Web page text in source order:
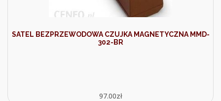
SATEL BEZPRZEWODOWA CZUJKA MAGNETYCZNA MMD-
302-BR
97.00zł